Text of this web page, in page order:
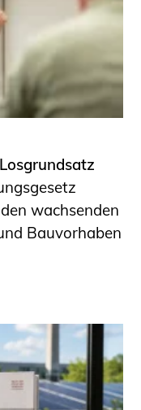
wachsenden
Bauvorhaben